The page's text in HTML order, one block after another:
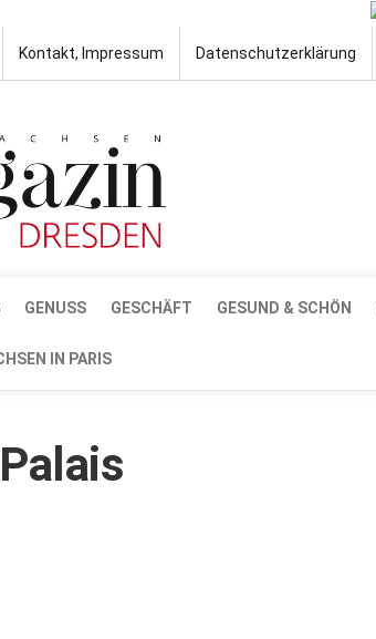
Kontakt, Impressum Datenschutzerklärung
GENUSS GESCHÄFT GESUND & SCHÖN
IN PARIS